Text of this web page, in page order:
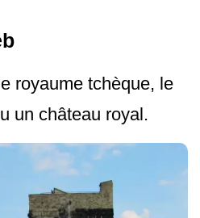
royaume tchèque, le
un château royal.